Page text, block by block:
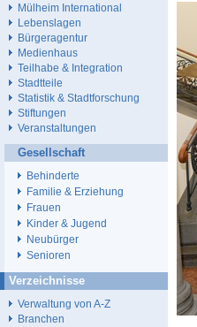
Mülheim International
Lebenslagen
Bürgeragentur
Medienhaus
Teilhabe & Integration
Stadtteile
Statistik & Stadtforschung
Stiftungen
Veranstaltungen
Gesellschaft
Behinderte
Familie & Erziehung
Frauen
Kinder & Jugend
Neubürger
Senioren
Verzeichnisse
Verwaltung von A-Z
Branchen